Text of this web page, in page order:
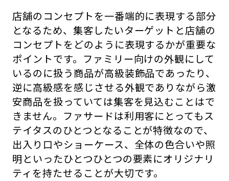
店舗のコンセプトを一番端的に表現する部分
となるため、集客したいターゲットと店舗の
コンセプトをどのように表現するかが重要な
ポイントです。ファミリー向けの外観にして
いるのに扱う商品が高級装飾品であったり、
逆に高級感を感じさせる外観でありながら激
安商品を扱っていては集客を見込むことはで
きません。ファサードは利用客にとってもス
テイタスのひとつとなることが特徴なので、
出入り口やショーケース、全体の色合いや照
明といったひとつひとつの要素にオリジナリ
ティを持たせることが大切です。